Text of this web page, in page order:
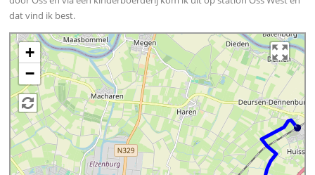
dat vind ik best.
+
−